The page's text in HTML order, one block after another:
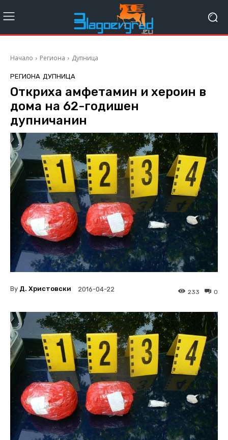
Начало Региона Дупница
РЕГИОНА ДУПНИЦА
Откриха амфетамин и хероин в
дома на 62-годишен
дупничанин
By Д. Христовски 2016-04-22 0
233